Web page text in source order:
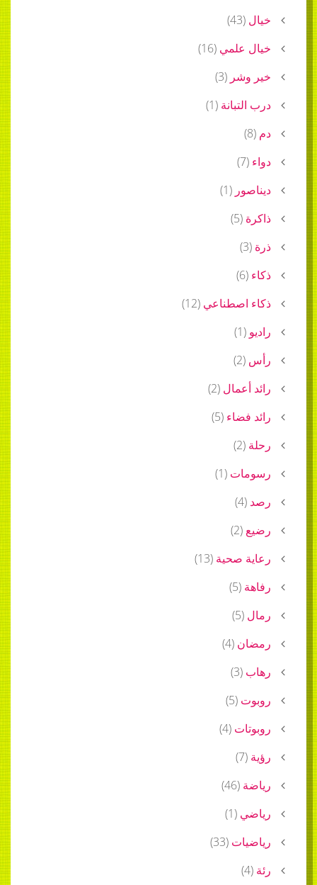
خيال (
43
)
خيال علمي (
16
)
خير وشر (
3
)
درب التبانة (
1
)
دم (
8
)
دواء (
7
)
ديناصور (
1
)
ذاكرة (
5
)
ذرة (
3
)
ذكاء (
6
)
ذكاء اصطناعي (
12
)
راديو (
1
)
رأس (
2
)
رائد أعمال (
2
)
رائد فضاء (
5
)
رحلة (
2
)
رسومات (
1
)
رصد (
4
)
رضيع (
2
)
رعاية صحية (
13
)
رفاهة (
5
)
رمال (
5
)
رمضان (
4
)
رهاب (
3
)
روبوت (
5
)
روبوتات (
4
)
رؤية (
7
)
رياضة (
46
)
رياضي (
1
)
رياضيات (
33
)
رئة (
4
)